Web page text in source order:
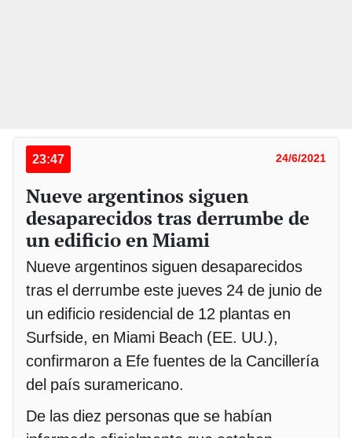
23:47 24/6/2021
Nueve argentinos siguen
desaparecidos tras derrumbe de
un edificio en Miami
Nueve argentinos siguen desaparecidos
tras el derrumbe este jueves 24 de junio de
un edificio residencial de 12 plantas en
Surfside, en Miami Beach (EE. UU.),
confirmaron a Efe fuentes de la Cancillería
del país suramericano.
De las diez personas que se habían